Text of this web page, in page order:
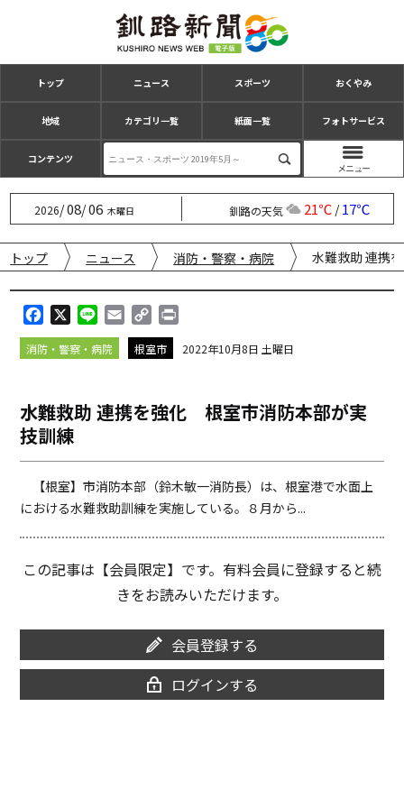
トップ ニュース スポーツ おくやみ
地域 カテゴリ一覧 紙面一覧 フォトサービス
コンテンツ
2026/08/06 木曜日 釧路の天気 21℃/17℃
トップ ニュース 消防・警察・病院 水難救助 連携
a
c
o
o
i
n
m
a
o
p
i
i
消防・警察・病院 根室市 2022年10月8日 土曜日
水難救助 連携を強化 根室市消防本部が実
技訓練
【根室】市消防本部（鈴木敏一消防長）は、根室港で水面上
における水難救助訓練を実施している。８月から...
この記事は【会員限定】です。有料会員に登録すると続
きをお読みいただけます。
会員登録する
ログインする